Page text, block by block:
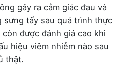
gây ra cảm giác đau và
sưng tấy sau quá trình thực
được đánh giá cao khi
hiệu viêm nhiễm nào sau
thật.